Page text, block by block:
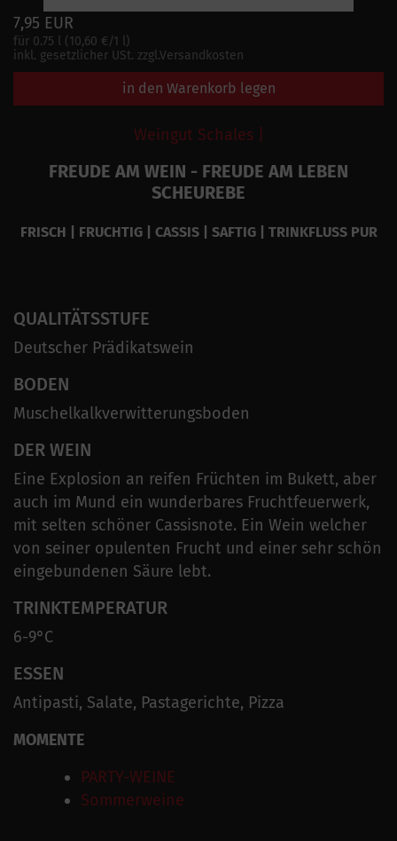
7,95 EUR
für 0.75 l (10,60 €/1 l)
inkl. gesetzlicher USt. zzgl.Versandkosten
in den Warenkorb legen
Weingut Schales |
FREUDE AM WEIN - FREUDE AM LEBEN
SCHEUREBE
FRISCH | FRUCHTIG | CASSIS | SAFTIG | TRINKFLUSS PUR
QUALITÄTSSTUFE
Deutscher Prädikatswein
BODEN
Muschelkalkverwitterungsboden
DER WEIN
Eine Explosion an reifen Früchten im Bukett, aber
auch im Mund ein wunderbares Fruchtfeuerwerk,
mit selten schöner Cassisnote. Ein Wein welcher
von seiner opulenten Frucht und einer sehr schön
eingebundenen Säure lebt.
TRINKTEMPERATUR
6-9°C
ESSEN
Antipasti, Salate, Pastagerichte, Pizza
MOMENTE
PARTY-WEINE
Sommerweine